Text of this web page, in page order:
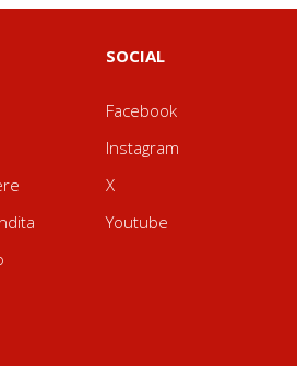
SOCIAL
Facebook
Instagram
X
Youtube